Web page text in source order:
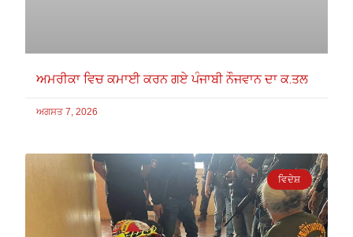
ਅਮਰੀਕਾ ਵਿਚ ਕਮਾਈ ਕਰਨ ਗਏ ਪੰਜਾਬੀ ਨੌਜਵਾਨ ਦਾ ਕ.ਤਲ
ਅਗਸਤ 7, 2026
ਵਿਦੇਸ਼